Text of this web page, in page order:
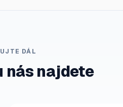
DÁL
nás najdete